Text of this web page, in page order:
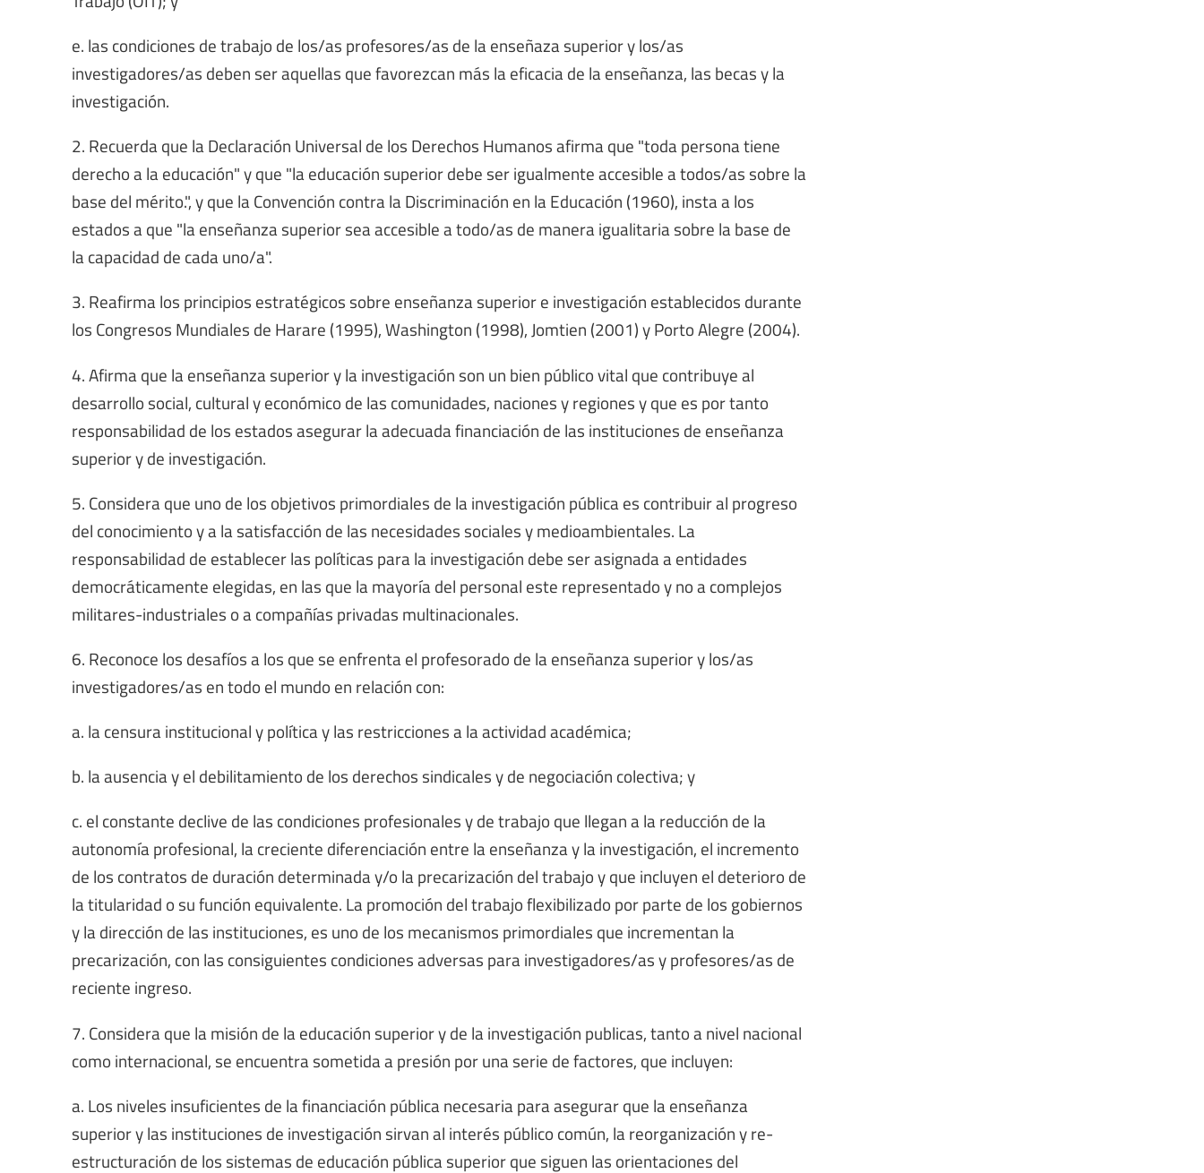
e. las condiciones de trabajo de los/as profesores/as de la enseñaza superior y los/as
investigadores/as deben ser aquellas que favorezcan más la eficacia de la enseñanza, las becas y la
investigación.
2. Recuerda que la Declaración Universal de los Derechos Humanos afirma que "toda persona tiene
derecho a la educación" y que "la educación superior debe ser igualmente accesible a todos/as sobre la
base del mérito.", y que la Convención contra la Discriminación en la Educación (1960), insta a los
estados a que "la enseñanza superior sea accesible a todo/as de manera igualitaria sobre la base de
la capacidad de cada uno/a".
3. Reafirma los principios estratégicos sobre enseñanza superior e investigación establecidos durante
los Congresos Mundiales de Harare (1995), Washington (1998), Jomtien (2001) y Porto Alegre (2004).
4. Afirma que la enseñanza superior y la investigación son un bien público vital que contribuye al
desarrollo social, cultural y económico de las comunidades, naciones y regiones y que es por tanto
responsabilidad de los estados asegurar la adecuada financiación de las instituciones de enseñanza
superior y de investigación.
5. Considera que uno de los objetivos primordiales de la investigación pública es contribuir al progreso
del conocimiento y a la satisfacción de las necesidades sociales y medioambientales. La
responsabilidad de establecer las políticas para la investigación debe ser asignada a entidades
democráticamente elegidas, en las que la mayoría del personal este representado y no a complejos
militares-industriales o a compañías privadas multinacionales.
6. Reconoce los desafíos a los que se enfrenta el profesorado de la enseñanza superior y los/as
investigadores/as en todo el mundo en relación con:
a. la censura institucional y política y las restricciones a la actividad académica;
b. la ausencia y el debilitamiento de los derechos sindicales y de negociación colectiva; y
c. el constante declive de las condiciones profesionales y de trabajo que llegan a la reducción de la
autonomía profesional, la creciente diferenciación entre la enseñanza y la investigación, el incremento
de los contratos de duración determinada y/o la precarización del trabajo y que incluyen el deterioro de
la titularidad o su función equivalente. La promoción del trabajo flexibilizado por parte de los gobiernos
y la dirección de las instituciones, es uno de los mecanismos primordiales que incrementan la
precarización, con las consiguientes condiciones adversas para investigadores/as y profesores/as de
reciente ingreso.
7. Considera que la misión de la educación superior y de la investigación publicas, tanto a nivel nacional
como internacional, se encuentra sometida a presión por una serie de factores, que incluyen:
a. Los niveles insuficientes de la financiación pública necesaria para asegurar que la enseñanza
superior y las instituciones de investigación sirvan al interés público común, la reorganización y re-
estructuración de los sistemas de educación pública superior que siguen las orientaciones del